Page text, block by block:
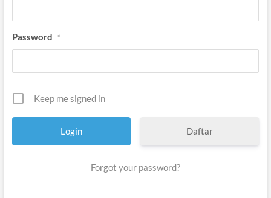
Password *
Keep me signed in
Daftar
Forgot your password?